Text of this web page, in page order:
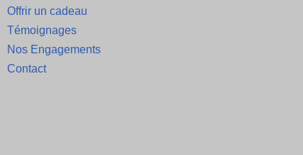
Offrir un cadeau
Témoignages
Nos Engagements
Contact